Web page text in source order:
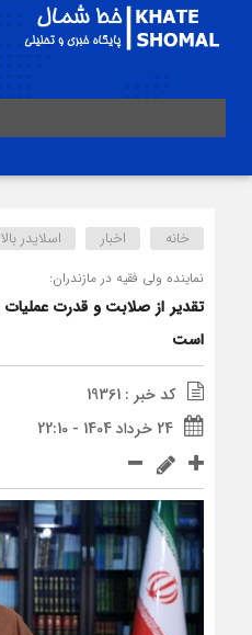
خانه اخبار اسلایدر بالا
نماینده ولی فقیه در مازندران:
است
کد خبر : 19361
24 خرداد 1404 - 22:10